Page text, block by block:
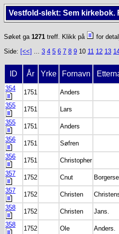
Vestfold-slekt: Sem kirkebok.
Søket ga 1271 treff. Klikk på
for
Side: [<<] ... 3 4 5 6 7 8 9 10 11 12 13
ID År Yrke Fornavn
354
1751 Anders
355
1751 Lars
355
1751 Anders
356
1751 Søfren
356
1751 Christopher
357
1752 Cnut
357
1752 Christen
358
1752 Christen Jans.
358
1752 Ole Anders.